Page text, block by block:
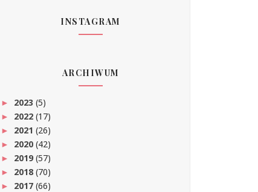
INSTAGRAM
ARCHIWUM
► 2023 (5)
► 2022 (17)
► 2021 (26)
► 2020 (42)
► 2019(57)
► 2018 (70)
► 2017 (66)